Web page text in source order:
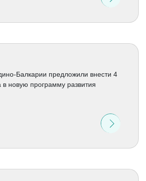
Балкарии предложили внести 4
в новую программу развития